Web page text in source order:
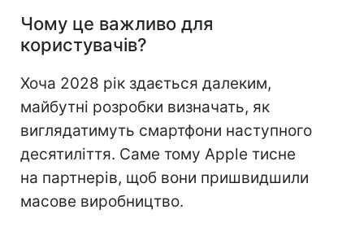
Чому це важливо для
користувачів?
Хоча 2028 рік здається далеким,
майбутні розробки визначать, як
виглядатимуть смартфони наступного
десятиліття. Саме тому Apple тисне
на партнерів, щоб вони пришвидшили
масове виробництво.